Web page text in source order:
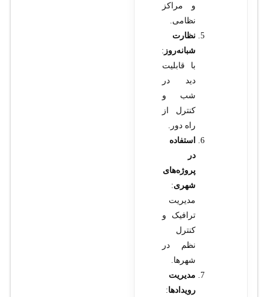
و مراکز
نظامی.
نظارت
شبانه‌روز :
با قابلیت
دید در
شب و
کنترل از
راه دور.
استفاده
در
پروژه‌های
شهری:
مدیریت
ترافیک و
کنترل
نظم در
شهرها.
مدیریت
رویدادها: